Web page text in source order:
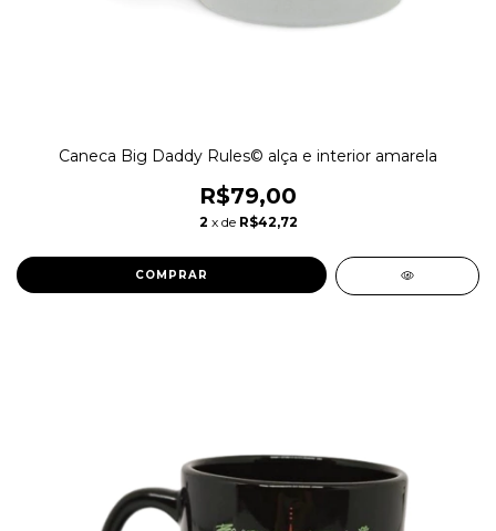
Caneca Big Daddy Rules© alça e interior amarela
R$79,00
2 x de R$42,72